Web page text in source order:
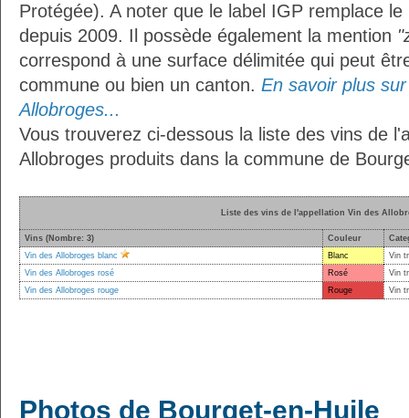
Protégée). A noter que le label IGP remplace
depuis 2009. Il possède également la mention
correspond à une surface délimitée qui peut
commune ou bien un canton. En savoir plus
Allobroges...
Vous trouverez ci-dessous la liste des vins de
Allobroges produits dans la commune de
Liste des vins de l'appellation Vin des
Vins (Nombre: 3) Couleur
Vin des Allobroges blanc
Blanc
Vin
Vin des Allobroges rosé
Rosé
Vin
Vin des Allobroges rouge
Rouge Vin
Photos de Bourget-en-Huile